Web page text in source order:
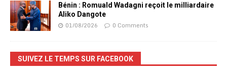
Bénin : Romuald Wadagni reçoit le milliardaire
Aliko Dangote
01/08/2026 0 Comments
SUIVEZ LE TEMPS SUR FACEBOOK